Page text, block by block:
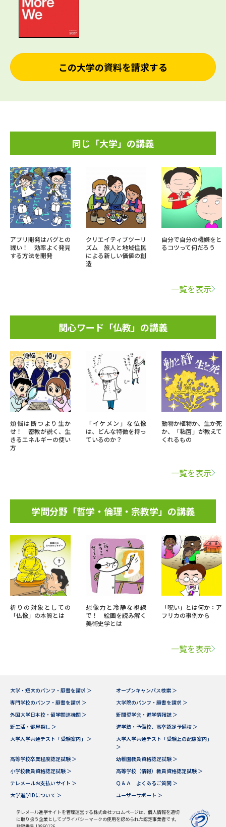
この大学の資料を請求する
同じ「大学」の講義
アプリ開発はバグとの
戦い！ 効率よく発見
する方法を開発
クリエイティブツーリ
ズム 旅人と地域住民
による新しい価値の創
造
自分で自分の機嫌をと
るコツって何だろう
一覧を表示
関心ワード「仏教」の講義
煩悩は断つより生か
せ！ 密教が説く、生
きるエネルギーの使い
方
「イケメン」な仏像
は、どんな特徴を持っ
ているのか？
動物か植物か、生か死
か、「粘菌」が教えて
くれるもの
一覧を表示
学問分野「哲学・倫理・宗教学」の講義
祈りの対象としての
「仏像」の本質とは
想像力と冷静な視線
で！ 絵画を読み解く
美術史学とは
「呪い」とは何か：ア
フリカの事例から
一覧を表示
大学・短大のパンフ・願書を請求 ＞
オープンキャンパス検索 ＞
専門学校のパンフ・願書を請求 ＞
大学院のパンフ・願書を請求 ＞
外国大学日本校・留学関連機関 ＞
新聞奨学会・進学情報誌 ＞
新生活・部屋探し ＞
進学塾・予備校、高卒認定予備校 ＞
大学入学共通テスト「受験案内」 ＞
大学入学共通テスト「受験上の配慮案内」
＞
高等学校卒業程度認定試験 ＞
幼稚園教員資格認定試験 ＞
小学校教員資格認定試験 ＞
高等学校（情報）教員資格認定試験 ＞
テレメールお支払いサイト ＞
Ｑ＆Ａ よくあるご質問 ＞
大学進学IDについて ＞
ユーザーサポート ＞
テレメール進学サイトを管理運営する株式会社フロムページは、個人情報を適切
に取り扱う企業としてプライバシーマークの使用を認められた認定事業者です。